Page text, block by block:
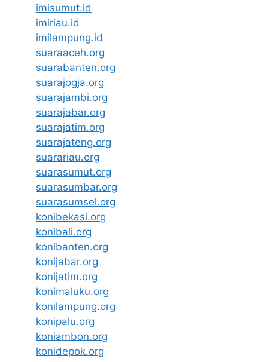
imisumut.id
imiriau.id
imilampung.id
suaraaceh.org
suarabanten.org
suarajogja.org
suarajambi.org
suarajabar.org
suarajatim.org
suarajateng.org
suarariau.org
suarasumut.org
suarasumbar.org
suarasumsel.org
konibekasi.org
konibali.org
konibanten.org
konijabar.org
konijatim.org
konimaluku.org
konilampung.org
konipalu.org
koniambon.org
konidepok.org